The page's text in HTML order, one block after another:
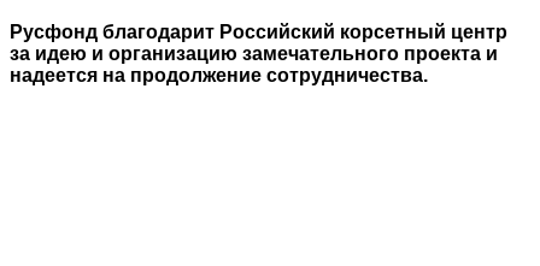
Русфонд благодарит Российский корсетный центр
за идею и организацию замечательного проекта и
надеется на продолжение сотрудничества.